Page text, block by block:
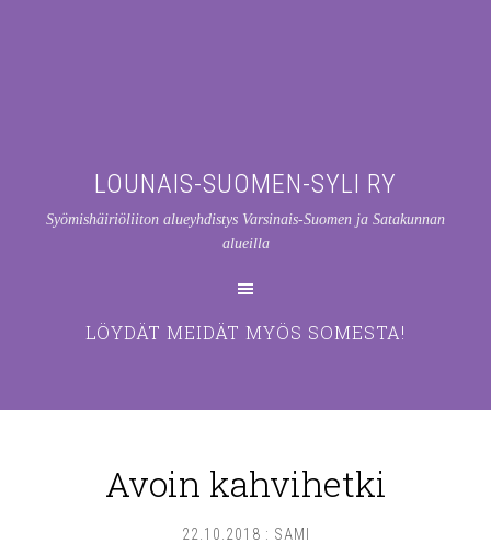
LOUNAIS-SUOMEN-SYLI RY
Syömishäiriöliiton alueyhdistys Varsinais-Suomen ja Satakunnan
alueilla
LÖYDÄT MEIDÄT MYÖS SOMESTA!
Avoin kahvihetki
22.10.2018 : SAMI